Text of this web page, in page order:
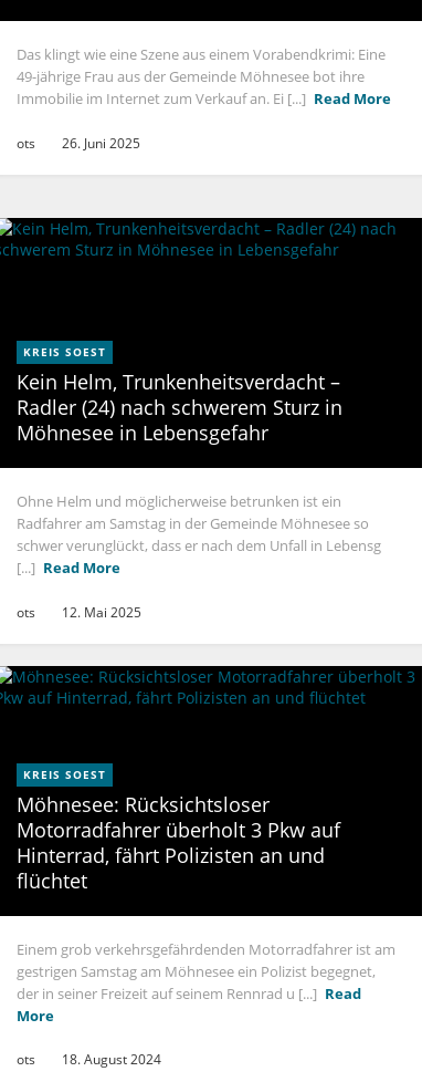
Das klingt wie eine Szene aus einem Vorabendkrimi: Eine
49-jährige Frau aus der Gemeinde Möhnesee bot ihre
Immobilie im Internet zum Verkauf an. Ei [...] Read More
ots 26. Juni 2025
KREIS SOEST
Kein Helm, Trunkenheitsverdacht –
Radler (24) nach schwerem Sturz in
Möhnesee in Lebensgefahr
Ohne Helm und möglicherweise betrunken ist ein
Radfahrer am Samstag in der Gemeinde Möhnesee so
schwer verunglückt, dass er nach dem Unfall in Lebensg
[...] Read More
ots 12. Mai 2025
KREIS SOEST
Möhnesee: Rücksichtsloser
Motorradfahrer überholt 3 Pkw auf
Hinterrad, fährt Polizisten an und
flüchtet
Einem grob verkehrsgefährdenden Motorradfahrer ist am
gestrigen Samstag am Möhnesee ein Polizist begegnet,
der in seiner Freizeit auf seinem Rennrad u [...] Read
More
ots 18. August 2024